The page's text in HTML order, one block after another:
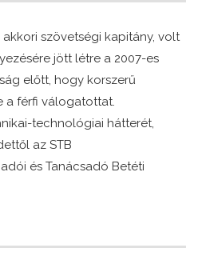
szövetségi kapitány, volt
jött létre a 2007-es
előtt, hogy korszerű
a férfi válogatottat.
technológiai hátterét,
az STB
és Tanácsadó Betéti